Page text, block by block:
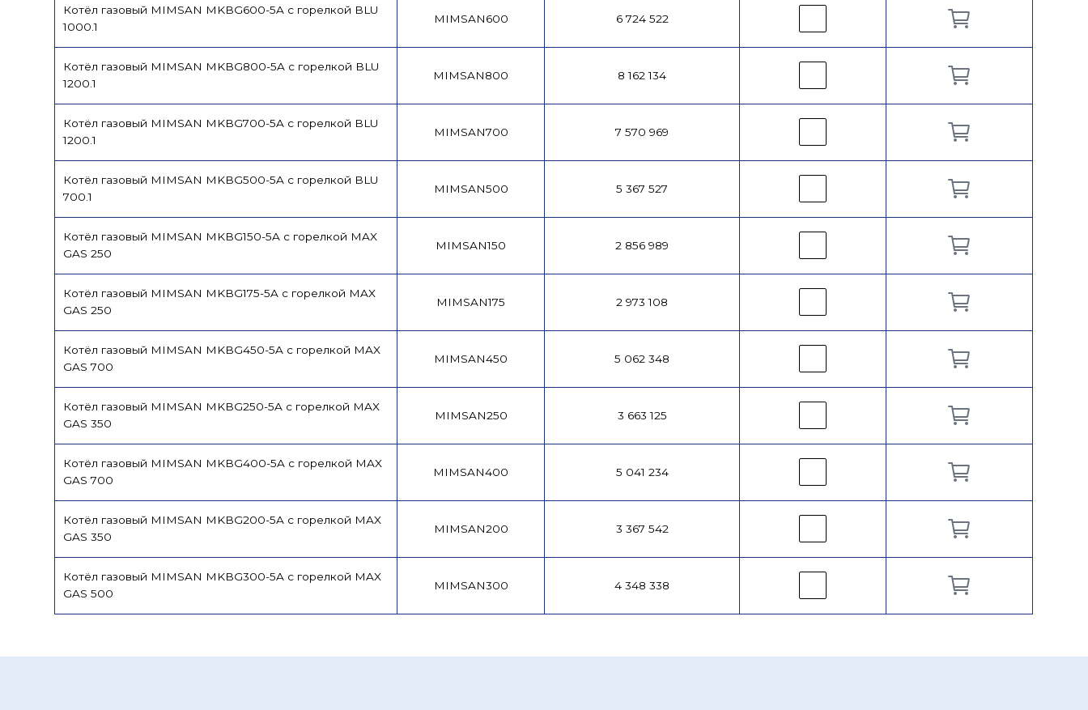
Котёл газовый MIMSAN MKBG600-5A с горелкой BLU
1000.1
MIMSAN600 6 724 522
Котёл газовый MIMSAN MKBG800-5A с горелкой BLU
1200.1
MIMSAN800 8 162 134
Котёл газовый MIMSAN MKBG700-5A с горелкой BLU
1200.1
MIMSAN700 7 570 969
Котёл газовый MIMSAN MKBG500-5A с горелкой BLU
700.1
MIMSAN500 5 367 527
Котёл газовый MIMSAN MKBG150-5A с горелкой MAX
GAS 250
MIMSAN150 2 856 989
Котёл газовый MIMSAN MKBG175-5A с горелкой MAX
GAS 250
MIMSAN175 2 973 108
Котёл газовый MIMSAN MKBG450-5A с горелкой MAX
GAS 700
MIMSAN450 5 062 348
Котёл газовый MIMSAN MKBG250-5A с горелкой MAX
GAS 350
MIMSAN250 3 663 125
Котёл газовый MIMSAN MKBG400-5A с горелкой MAX
GAS 700
MIMSAN400 5 041 234
Котёл газовый MIMSAN MKBG200-5A с горелкой MAX
GAS 350
MIMSAN200 3 367 542
Котёл газовый MIMSAN MKBG300-5A с горелкой MAX
GAS 500
MIMSAN300 4 348 338